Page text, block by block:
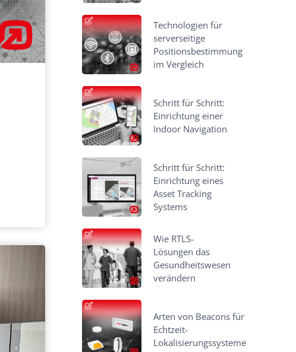
Technologien für
serverseitige
Positionsbestimmung
im Vergleich
Schritt für Schritt:
Einrichtung einer
Indoor Navigation
Schritt für Schritt:
Einrichtung eines
Asset Tracking
Systems
Wie RTLS-
Lösungen das
Gesundheitswesen
verändern
Arten von Beacons für
Echtzeit-
Lokalisierungssysteme